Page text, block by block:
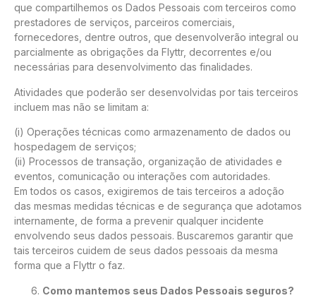
que compartilhemos os Dados Pessoais com terceiros como
prestadores de serviços, parceiros comerciais,
fornecedores, dentre outros, que desenvolverão integral ou
parcialmente as obrigações da Flyttr, decorrentes e/ou
necessárias para desenvolvimento das finalidades.
Atividades que poderão ser desenvolvidas por tais terceiros
incluem mas não se limitam a:
(i) Operações técnicas como armazenamento de dados ou
hospedagem de serviços;
(ii) Processos de transação, organização de atividades e
eventos, comunicação ou interações com autoridades.
Em todos os casos, exigiremos de tais terceiros a adoção
das mesmas medidas técnicas e de segurança que adotamos
internamente, de forma a prevenir qualquer incidente
envolvendo seus dados pessoais. Buscaremos garantir que
tais terceiros cuidem de seus dados pessoais da mesma
forma que a Flyttr o faz.
Como mantemos seus Dados Pessoais seguros?